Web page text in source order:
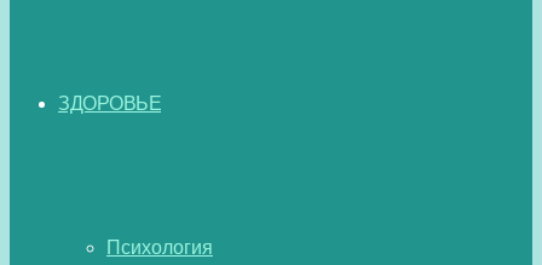
ЗДОРОВЬЕ
Психология